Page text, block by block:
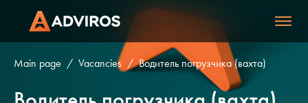
Main page Vacancies Водитель погрузчика (вахта)